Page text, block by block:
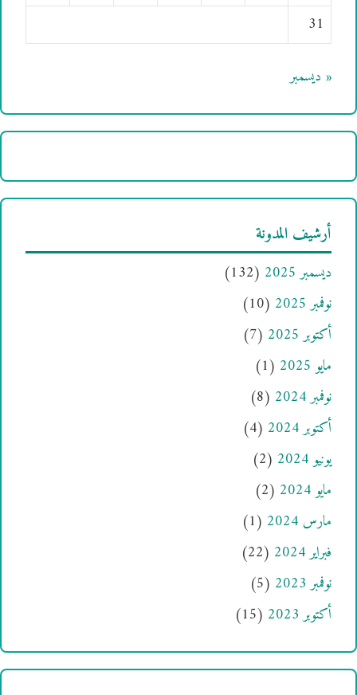
31
« ديسمبر
أرشيف المدونة
ديسمبر 2025
(132)
نوفمبر 2025
(10)
أكتوبر 2025
(7)
مايو 2025
(1)
نوفمبر 2024
(8)
أكتوبر 2024
(4)
يونيو 2024
(2)
مايو 2024
(2)
مارس 2024
(1)
فبراير 2024
(22)
نوفمبر 2023
(5)
أكتوبر 2023
(15)